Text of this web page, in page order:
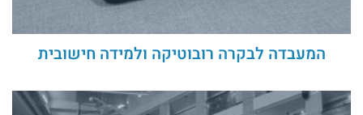
המעבדה לבקרה רובוטיקה ולמידה חישובית